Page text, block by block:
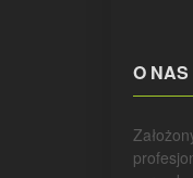
O NAS